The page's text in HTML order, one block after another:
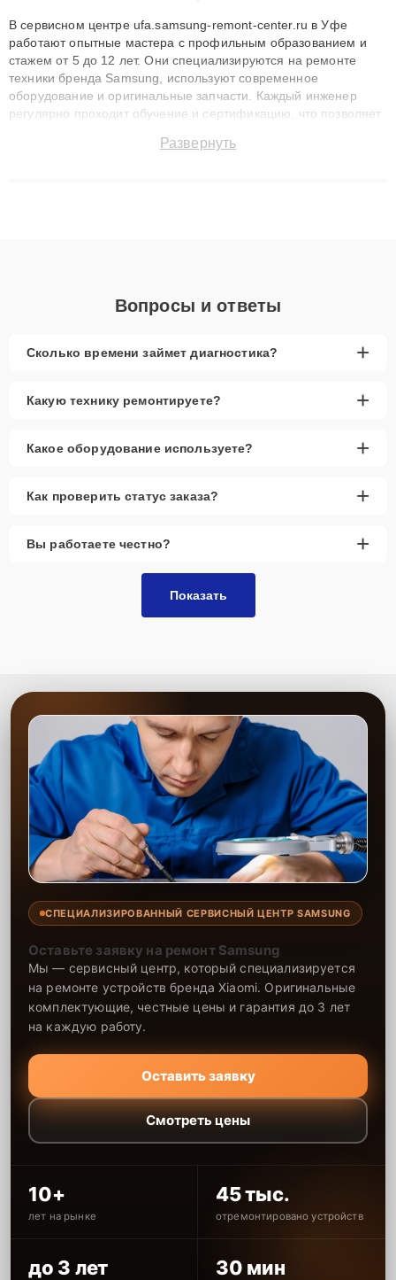
В сервисном центре ufa.samsung-remont-center.ru в Уфе
работают опытные мастера с профильным образованием и
стажем от 5 до 12 лет. Они специализируются на ремонте
техники бренда Samsung, используют современное
оборудование и оригинальные запчасти. Каждый инженер
регулярно проходит обучение и сертификацию, что позволяет
технику с сохранением гарантии до 3 лет. Наши мастера
Развернуть
Вопросы и ответы
Сколько времени займет диагностика? +
Какую технику ремонтируете? +
Какое оборудование используете? +
Как проверить статус заказа? +
Вы работаете честно? +
Показать
СПЕЦИАЛИЗИРОВАННЫЙ СЕРВИСНЫЙ ЦЕНТР SAMSUNG
Оставьте заявку на ремонт Samsung
Мы — сервисный центр, который специализируется
на ремонте устройств бренда Xiaomi. Оригинальные
комплектующие, честные цены и гарантия до 3 лет
на каждую работу.
Оставить заявку
Смотреть цены
10+
лет на рынке
45 тыс.
отремонтировано устройств
до 3 лет 30 мин